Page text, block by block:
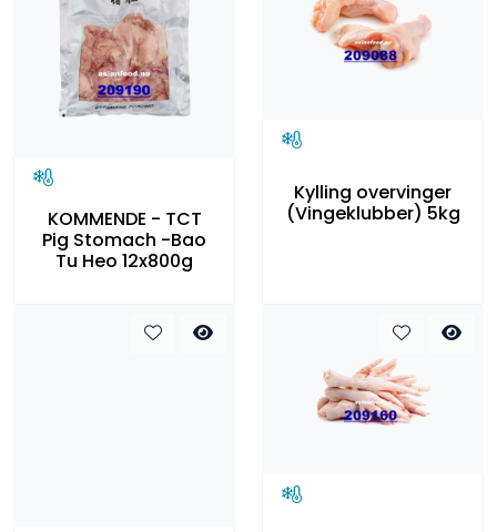
KOMMENDE - TCT
Pig Stomach -Bao
Tu Heo 12x800g
Kylling overvinger
(Vingeklubber) 5kg